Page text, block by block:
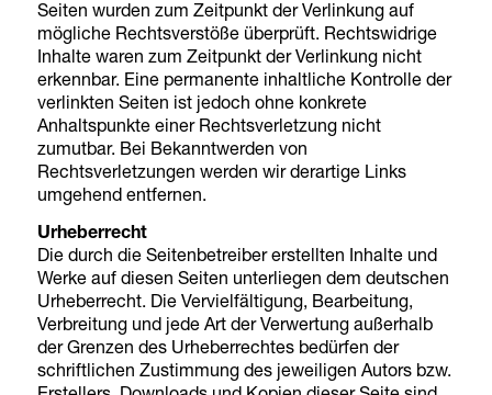
Seiten wurden zum Zeitpunkt der Verlinkung auf
mögliche Rechtsverstöße überprüft. Rechtswidrige
Inhalte waren zum Zeitpunkt der Verlinkung nicht
erkennbar. Eine permanente inhaltliche Kontrolle der
verlinkten Seiten ist jedoch ohne konkrete
Anhaltspunkte einer Rechtsverletzung nicht
zumutbar. Bei Bekanntwerden von
Rechtsverletzungen werden wir derartige Links
umgehend entfernen.
Urheberrecht
Die durch die Seitenbetreiber erstellten Inhalte und
Werke auf diesen Seiten unterliegen dem deutschen
Urheberrecht. Die Vervielfältigung, Bearbeitung,
Verbreitung und jede Art der Verwertung außerhalb
der Grenzen des Urheberrechtes bedürfen der
schriftlichen Zustimmung des jeweiligen Autors bzw.